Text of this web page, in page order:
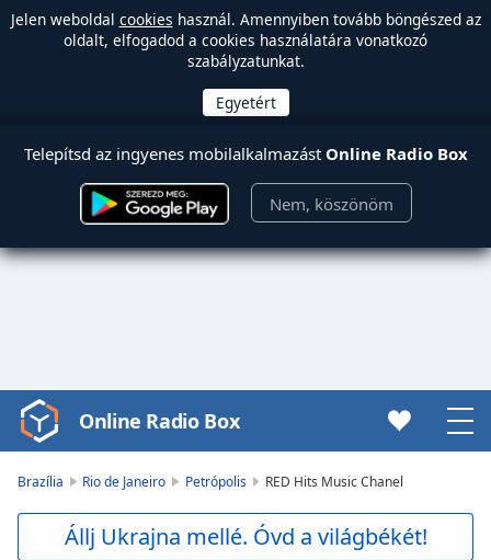
Jelen weboldal cookies használ. Amennyiben tovább böngészed az
oldalt, elfogadod a cookies használatára vonatkozó
szabályzatunkat.
Telepítsd az ingyenes mobilalkalmazást Online Radio Box
Nem, köszönöm
Video
Player
Online Radio Box
Brazília Rio de Janeiro Petrópolis RED Hits Music Chanel
Állj Ukrajna mellé. Óvd a világbékét!